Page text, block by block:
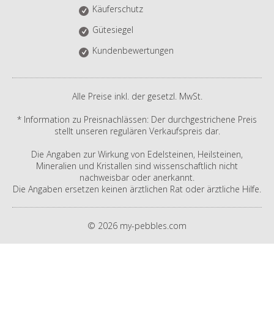
Käuferschutz
Gütesiegel
Kundenbewertungen
Alle Preise inkl. der gesetzl. MwSt.
* Information zu Preisnachlässen: Der durchgestrichene Preis
stellt unseren regulären Verkaufspreis dar.
Die Angaben zur Wirkung von Edelsteinen, Heilsteinen,
Mineralien und Kristallen sind wissenschaftlich nicht
nachweisbar oder anerkannt.
Die Angaben ersetzen keinen ärztlichen Rat oder ärztliche Hilfe.
© 2026 my-pebbles.com